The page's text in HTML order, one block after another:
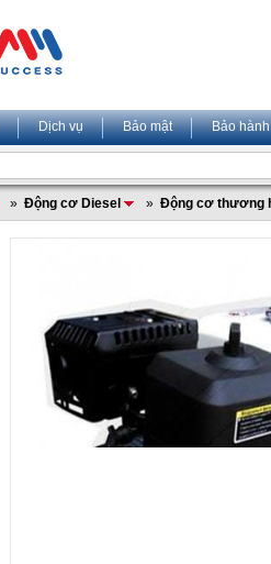
Dịch vụ Bảo mật Bảo hành
» Động cơ Diesel » Động cơ thương